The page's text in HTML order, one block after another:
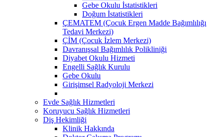
Gebe Okulu İstatistikleri
Doğum İstatistikleri
ÇEMATEM (Çocuk Ergen Madde Bağımlılığı
Tedavi Merkezi)
ÇİM (Çocuk İzlem Merkezi)
Davranışsal Bağımlılık Polikliniği
Diyabet Okulu Hizmeti
Engelli Sağlık Kurulu
Gebe Okulu
Girişimsel Radyoloji Merkezi
Evde Sağlık Hizmetleri
Koruyucu Sağlık Hizmetleri
Diş Hekimliği
Klinik Hakkında